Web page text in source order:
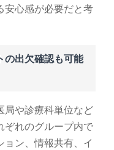
安心感が必要だと考
の出欠確認も可能
局や診療科単位など
ぞれのグループ内で
ン、情報共有、イ